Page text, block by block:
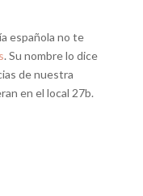
española no te
. Su nombre lo dice
de nuestra
en el local 27b.